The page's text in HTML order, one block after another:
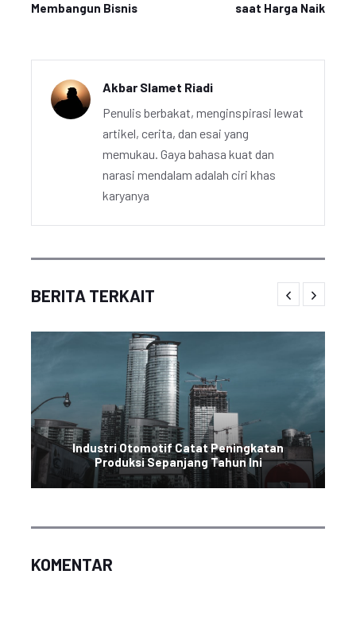
Membangun Bisnis
saat Harga Naik
Akbar Slamet Riadi
Penulis berbakat, menginspirasi lewat
artikel, cerita, dan esai yang
memukau. Gaya bahasa kuat dan
narasi mendalam adalah ciri khas
karyanya
BERITA TERKAIT
Industri Otomotif Catat Peningkatan
Produksi Sepanjang Tahun Ini
KOMENTAR